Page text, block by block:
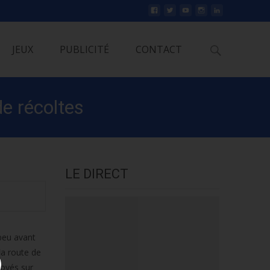
JEUX PUBLICITÉ CONTACT
récoltes
avant
route de
sur
LE DIRECT